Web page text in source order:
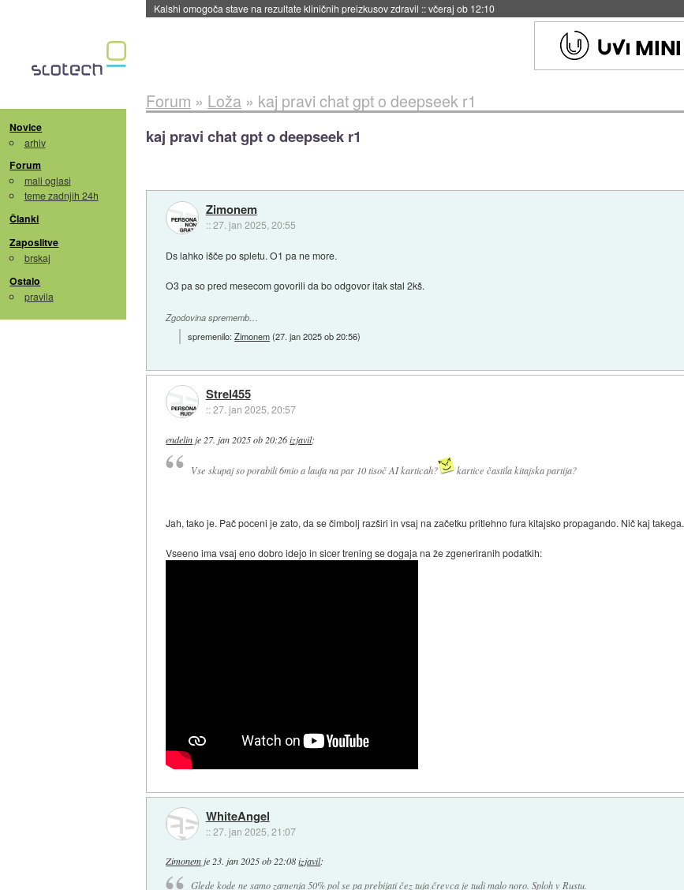
Sandisk že prodal več kot polovico SSD-jev za naslednji dve leti::včeraj ob 11:37
Novice
arhiv
Forum
mali oglasi
teme zadnjih 24h
Članki
Zaposlitve
brskaj
Ostalo
pravila
Forum » Loža» kaj pravi chat gpt o deepseek r1
kaj pravi chat gpt o deepseek r1
Zimonem
::27. jan 2025, 20:55
Ds lahko išče po spletu. O1 pa ne more.
O3 pa so pred mesecom govorili da bo odgovor itak stal 2kš.
Zgodovina sprememb…
spremenilo:Zimonem(27. jan 2025 ob 20:56)
Strel455
::27. jan 2025, 20:57
endelin je 27. jan 2025 ob 20:26 izjavil:
Vse skupaj so porabili 6mio a laufa na par 10 tisoč AI karticah? kartice častila kitajska partija?
Jah, tako je. Pač poceni je zato, da se čimbolj razširi in vsaj na začetku pritlehno fura kitajsko propagando. Nič kaj takega.
Vseeno ima vsaj eno dobro idejo in sicer trening se dogaja na že zgeneriranih podatkih:
WhiteAngel
::27. jan 2025, 21:07
Zimonemje23. jan 2025 ob 22:08 izjavil:
Glede kode ne samo zamenja 50% pol se pa prebijati čez tuja črevca je tudi malo noro. Sploh v Rustu.